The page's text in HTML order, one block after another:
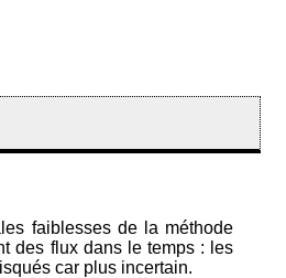
faiblesses de la méthode
des flux dans le temps : les
car plus incertain.